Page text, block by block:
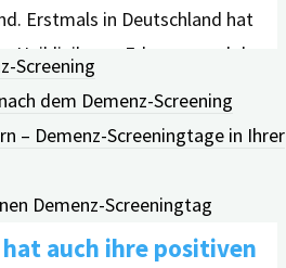
Screening
dem Demenz-Screening
– Demenz-Screeningtage in Ihrer
Demenz-Screeningtag
Erstmals in Deutschland hat
Uniklinikums Erlangen und der
Erlangen-Nürnberg
die positiven Seiten …
auch ihre positiven